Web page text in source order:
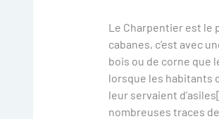
Le Charpentier est le
cabanes, c’est avec
bois ou de corne que
lorsque les habitants
leur servaient
nombreuses traces